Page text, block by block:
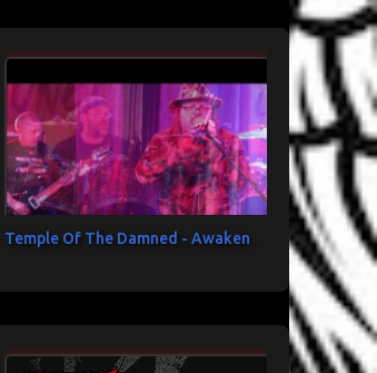
Temple Of The Damned - Awaken